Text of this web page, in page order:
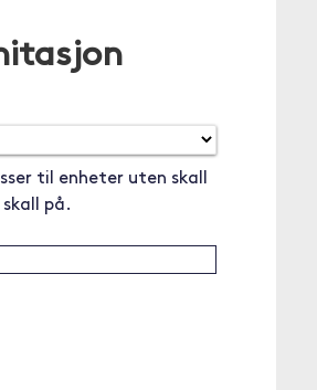
til enheter uten skall
på.